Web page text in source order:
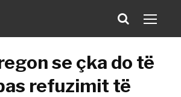
se çka do të
refuzimit të